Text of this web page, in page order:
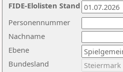
Nachname
Ebene
Personennummer
Bundesland
FIDE-Elolisten Stand